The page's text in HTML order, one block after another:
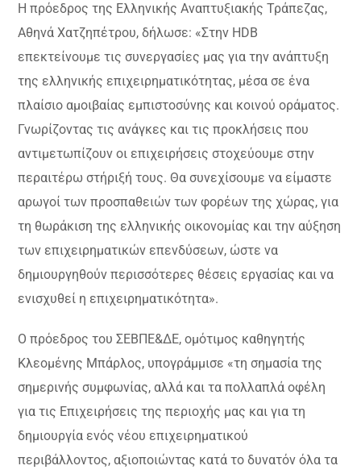
Η πρόεδρος της Ελληνικής Αναπτυξιακής Τράπεζας,
Αθηνά Χατζηπέτρου, δήλωσε: «Στην HDB
επεκτείνουμε τις συνεργασίες μας για την ανάπτυξη
της ελληνικής επιχειρηματικότητας, μέσα σε ένα
πλαίσιο αμοιβαίας εμπιστοσύνης και κοινού οράματος.
Γνωρίζοντας τις ανάγκες και τις προκλήσεις που
αντιμετωπίζουν οι επιχειρήσεις στοχεύουμε στην
περαιτέρω στήριξή τους. Θα συνεχίσουμε να είμαστε
αρωγοί των προσπαθειών των φορέων της χώρας, για
τη θωράκιση της ελληνικής οικονομίας και την αύξηση
των επιχειρηματικών επενδύσεων, ώστε να
δημιουργηθούν περισσότερες θέσεις εργασίας και να
ενισχυθεί η επιχειρηματικότητα».
O πρόεδρος του ΣΕΒΠΕ&ΔΕ, ομότιμος καθηγητής
Κλεομένης Μπάρλος, υπογράμμισε «τη σημασία της
σημερινής συμφωνίας, αλλά και τα πολλαπλά οφέλη
για τις Επιχειρήσεις της περιοχής μας και για τη
δημιουργία ενός νέου επιχειρηματικού
περιβάλλοντος, αξιοποιώντας κατά το δυνατόν όλα τα